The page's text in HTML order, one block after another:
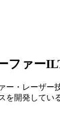
ファー
ー・レーザー
を開発してい